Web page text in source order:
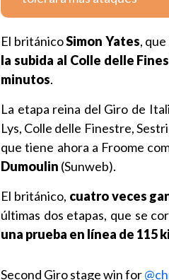
El británicoSimon Yates,
la subida al Colle delle
minutos.
La etapa reina del Giro de
Lys, Colle delle Finestre,
que tiene ahora a Froome
Dumoulin (Sunweb).
El británico, cuatro veces
últimas dos etapas, que se
una prueba en línea de 115
Second Giro stage win for